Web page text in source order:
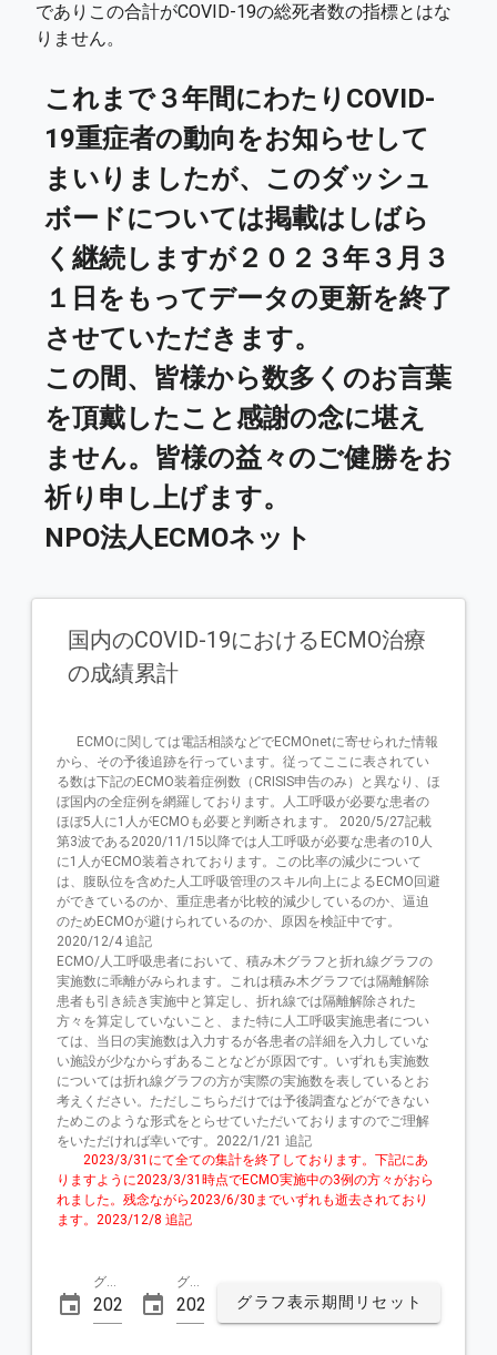
でありこの合計がCOVID-19の総死者数の指標とはな
りません。
これまで３年間にわたりCOVID-
19重症者の動向をお知らせして
まいりましたが、このダッシュ
ボードについては掲載はしばら
く継続しますが２０２３年３月３
１日をもってデータの更新を終了
させていただきます。
この間、皆様から数多くのお言葉
を頂戴したこと感謝の念に堪え
ません。皆様の益々のご健勝をお
祈り申し上げます。
NPO法人ECMOネット
国内のCOVID-19におけるECMO治療
の成績累計
から、その予後追跡を行っています。従ってここに表されてい
る数は下記のECMO装着症例数（CRISIS申告のみ）と異なり、ほ
ぼ国内の全症例を網羅しております。人工呼吸が必要な患者の
ほぼ5人に1人がECMOも必要と判断されます。 2020/5/27記載
第3波である2020/11/15以降では人工呼吸が必要な患者の10人
に1人がECMO装着されております。この比率の減少について
は、腹臥位を含めた人工呼吸管理のスキル向上によるECMO回避
ができているのか、重症患者が比較的減少しているのか、逼迫
のためECMOが避けられているのか、原因を検証中です。
2020/12/4 追記
ECMO/人工呼吸患者において、積み木グラフと折れ線グラフの
実施数に乖離がみられます。これは積み木グラフでは隔離解除
患者も引き続き実施中と算定し、折れ線では隔離解除された
方々を算定していないこと、また特に人工呼吸実施患者につい
ては、当日の実施数は入力するが各患者の詳細を入力していな
い施設が少なからずあることなどが原因です。いずれも実施数
については折れ線グラフの方が実際の実施数を表しているとお
考えください。ただしこちらだけでは予後調査などができない
ためこのような形式をとらせていただいておりますのでご理解
をいただければ幸いです。2022/1/21 追記
りますように2023/3/31時点でECMO実施中の3例の方々がおら
れました。残念ながら2023/6/30までいずれも逝去されており
ます。2023/12/8 追記
グラフ表示開始日 グラフ表示終了日
グラフ表示期間リセット